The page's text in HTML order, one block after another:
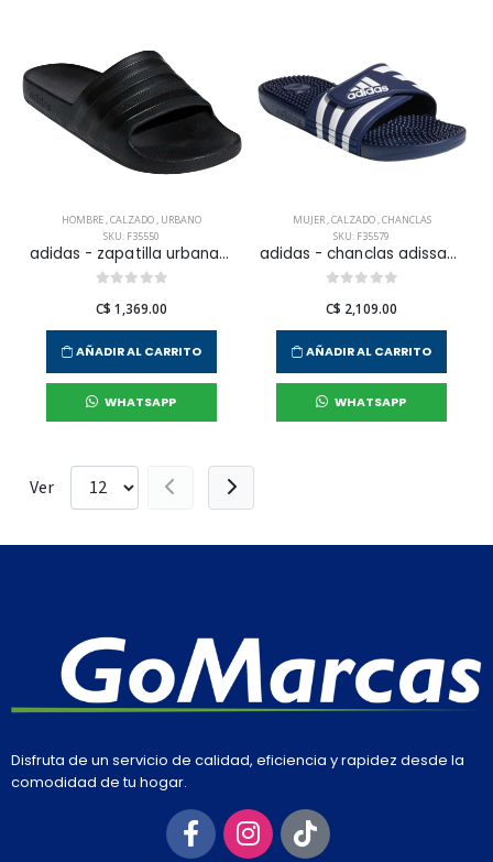
HOMBRE,CALZADO, URBANO
SKU: F35550
adidas - zapatilla urbana adilette aqua para hombre
C$ 1,369.00
AÑADIR AL CARRITO
WHATSAPP
MUJER,CALZADO,CHANCLAS
SKU: F35579
adidas - chanclas adissage para mujer
C$ 2,109.00
AÑADIR AL CARRITO
WHATSAPP
Ver
Disfruta de un servicio de calidad, eficiencia y rapidez desde la
comodidad de tu hogar.